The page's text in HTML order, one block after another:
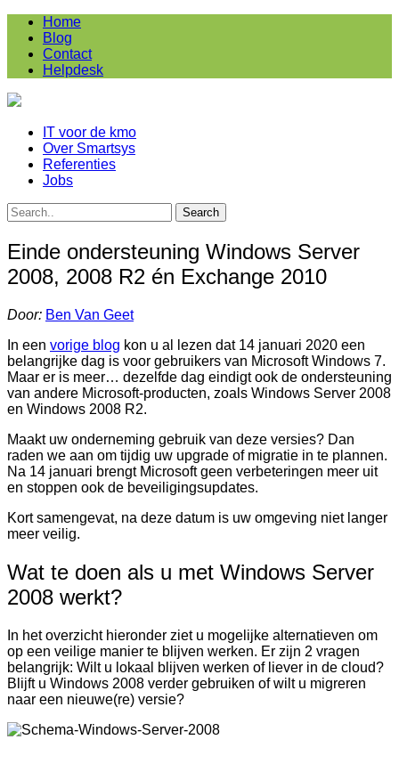
Home
Blog
Contact
Helpdesk
IT voor de kmo
Over Smartsys
Referenties
Jobs
Einde ondersteuning Windows Server
2008, 2008 R2 én Exchange 2010
Door: Ben Van Geet
In een vorige blog kon u al lezen dat 14 januari 2020 een
belangrijke dag is voor gebruikers van Microsoft Windows 7.
Maar er is meer… dezelfde dag eindigt ook de ondersteuning
van andere Microsoft-producten, zoals Windows Server 2008
en Windows 2008 R2.
Maakt uw onderneming gebruik van deze versies? Dan
raden we aan om tijdig uw upgrade of migratie in te plannen.
Na 14 januari brengt Microsoft geen verbeteringen meer uit
en stoppen ook de beveiligingsupdates.
Kort samengevat, na deze datum is uw omgeving niet langer
meer veilig.
Wat te doen als u met Windows Server
2008 werkt?
In het overzicht hieronder ziet u mogelijke alternatieven om
op een veilige manier te blijven werken. Er zijn 2 vragen
belangrijk: Wilt u lokaal blijven werken of liever in de cloud?
Blijft u Windows 2008 verder gebruiken of wilt u migreren
naar een nieuwe(re) versie?